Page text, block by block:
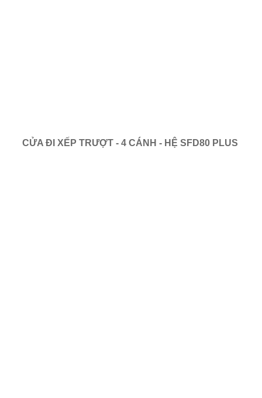
CỬA ĐI XẾP TRƯỢT - 4 CÁNH - HỆ SFD80 PLUS